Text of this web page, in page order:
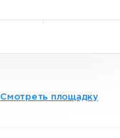
Смотреть площадку